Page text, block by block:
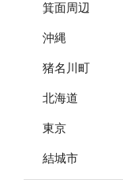
箕面周辺
沖縄
猪名川町
北海道
東京
結城市